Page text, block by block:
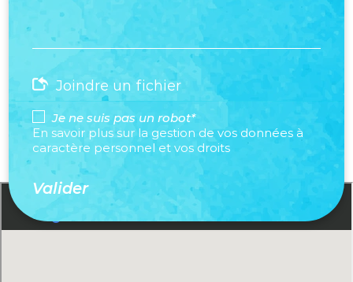
Joindre un fichier
Je ne suis pas un robot*
En savoir plus sur la gestion de vos données à
caractère personnel et vos droits
Valider